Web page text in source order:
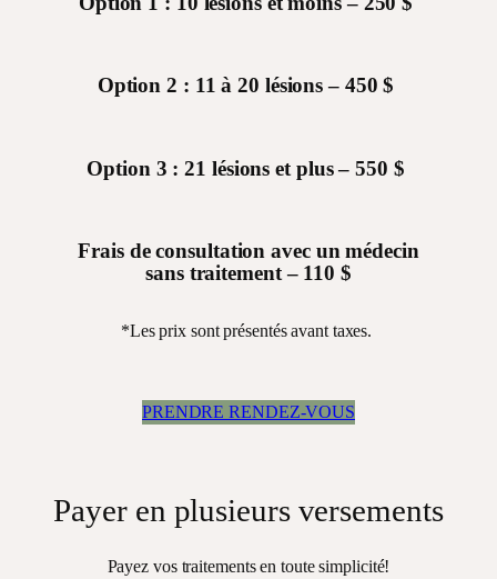
Option 2 : 11 à 20 lésions – 450 $
Option 3 : 21 lésions et plus – 550 $
Frais de consultation avec un médecin
sans traitement – 110 $
*Les prix sont présentés avant taxes.
PRENDRE RENDEZ-VOUS
Payer en plusieurs versements
Payez vos traitements en toute simplicité!